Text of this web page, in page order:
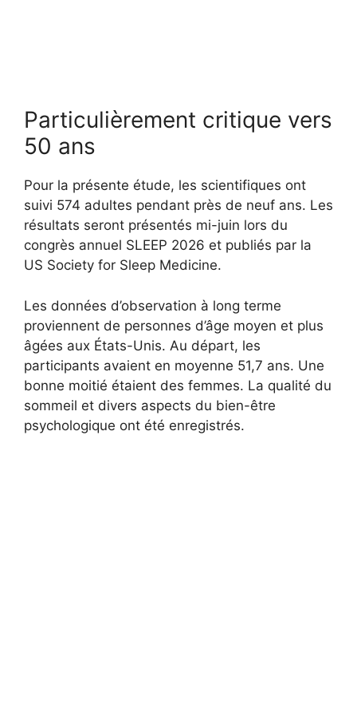
Particulièrement critique vers
50 ans
Pour la présente étude, les scientifiques ont
suivi 574 adultes pendant près de neuf ans. Les
résultats seront présentés mi-juin lors du
congrès annuel SLEEP 2026 et publiés par la
US Society for Sleep Medicine.
Les données d’observation à long terme
proviennent de personnes d’âge moyen et plus
âgées aux États-Unis. Au départ, les
participants avaient en moyenne 51,7 ans. Une
bonne moitié étaient des femmes. La qualité du
sommeil et divers aspects du bien-être
psychologique ont été enregistrés.